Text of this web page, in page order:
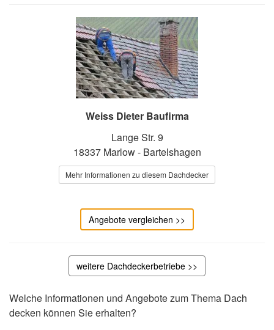
Weiss Dieter Baufirma
Lange Str. 9
18337 Marlow - Bartelshagen
Mehr Informationen zu diesem Dachdecker
Angebote vergleichen >>
weitere Dachdeckerbetriebe >>
Welche Informationen und Angebote zum Thema Dach
decken können Sie erhalten?